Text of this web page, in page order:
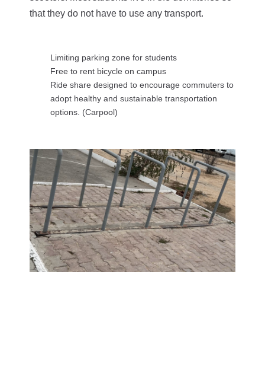
that they do not have to use any transport.
Limiting parking zone for students
Free to rent bicycle on campus
Ride share designed to encourage commuters to
adopt healthy and sustainable transportation
options. (Carpool)